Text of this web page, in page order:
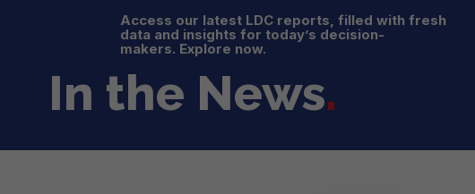
Access our latest LDC reports, filled with fresh
data and insights for today’s decision-
makers. Explore now.
In the News.